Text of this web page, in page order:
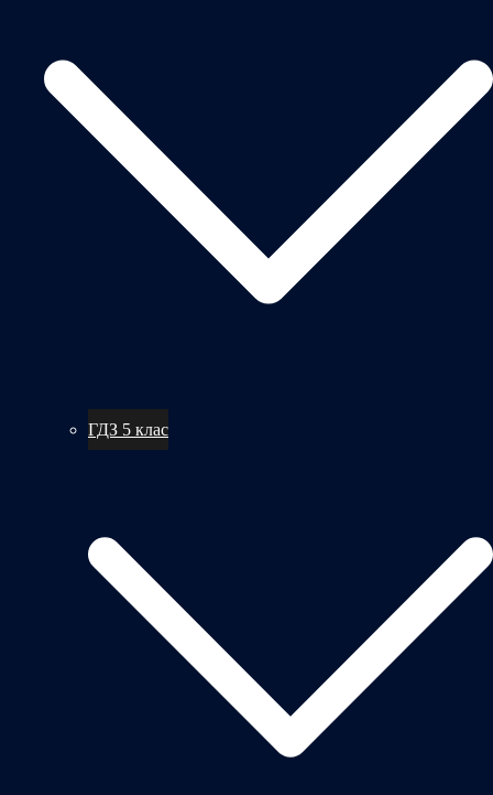
ГДЗ 5 клас